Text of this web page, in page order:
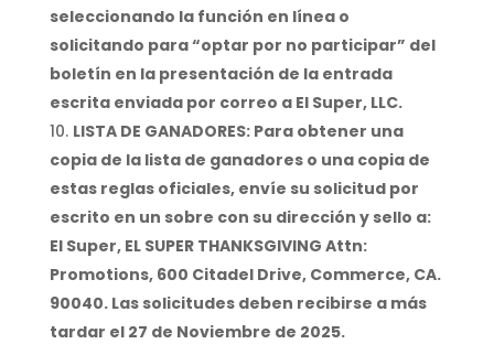
seleccionando la función en línea o
solicitando para “optar por no participar” del
boletín en la presentación de la entrada
escrita enviada por correo a El Super, LLC.
LISTA DE GANADORES: Para obtener una
copia de la lista de ganadores o una copia de
estas reglas oficiales, envíe su solicitud por
escrito en un sobre con su dirección y sello a:
El Super, EL SUPER THANKSGIVING Attn:
Promotions, 600 Citadel Drive, Commerce, CA.
90040. Las solicitudes deben recibirse a más
tardar el 27 de Noviembre de 2025.